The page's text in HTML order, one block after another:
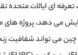
تعرفه ای ایالات
می تواند شفافیت